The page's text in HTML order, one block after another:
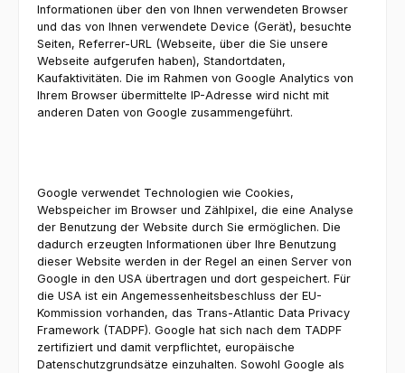
Informationen über den von Ihnen verwendeten Browser
und das von Ihnen verwendete Device (Gerät), besuchte
Seiten, Referrer-URL (Webseite, über die Sie unsere
Webseite aufgerufen haben), Standortdaten,
Kaufaktivitäten. Die im Rahmen von Google Analytics von
Ihrem Browser übermittelte IP-Adresse wird nicht mit
anderen Daten von Google zusammengeführt.
Google verwendet Technologien wie Cookies,
Webspeicher im Browser und Zählpixel, die eine Analyse
der Benutzung der Website durch Sie ermöglichen. Die
dadurch erzeugten Informationen über Ihre Benutzung
dieser Website werden in der Regel an einen Server von
Google in den USA übertragen und dort gespeichert. Für
die USA ist ein Angemessenheitsbeschluss der EU-
Kommission vorhanden, das Trans-Atlantic Data Privacy
Framework (TADPF). Google hat sich nach dem TADPF
zertifiziert und damit verpflichtet, europäische
Datenschutzgrundsätze einzuhalten. Sowohl Google als